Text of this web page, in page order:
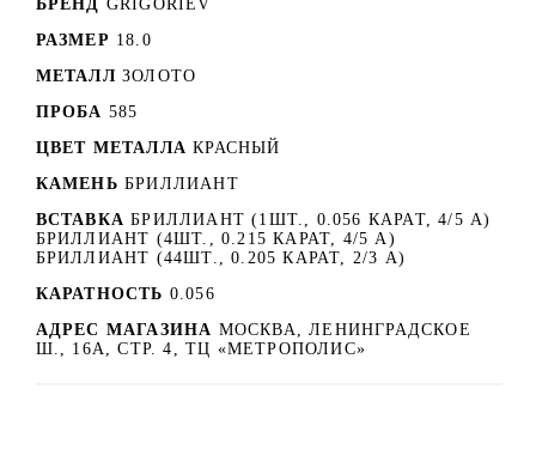
БРЕНД
GRIGORIEV
РАЗМЕР 18.0
МЕТАЛЛ ЗОЛОТО
ПРОБА 585
ЦВЕТ МЕТАЛЛА КРАСНЫЙ
КАМЕНЬ БРИЛЛИАНТ
ВСТАВКА БРИЛЛИАНТ (1ШТ., 0.056 КАРАТ, 4/5 А)
БРИЛЛИАНТ (4ШТ., 0.215 КАРАТ, 4/5 А)
БРИЛЛИАНТ (44ШТ., 0.205 КАРАТ, 2/3 А)
КАРАТНОСТЬ 0.056
АДРЕС МАГАЗИНА МОСКВА, ЛЕНИНГРАДСКОЕ
Ш., 16А, СТР. 4, ТЦ «МЕТРОПОЛИС»